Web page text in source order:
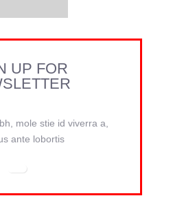
UP FOR
mole stie id viverra a,
ante lobortis